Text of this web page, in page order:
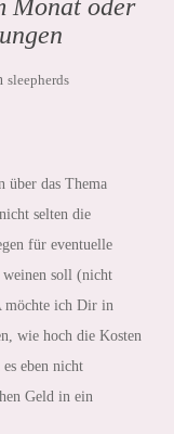
Monat oder
sleepherds
über das Thema
selten die
für eventuelle
soll (nicht
möchte ich Dir in
wie hoch die Kosten
eben nicht
Geld in ein